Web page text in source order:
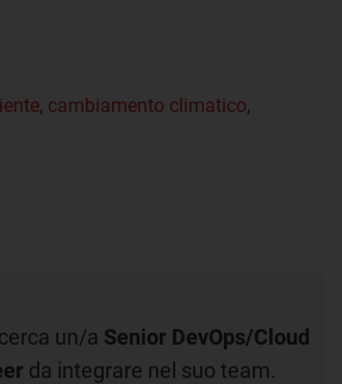
, cambiamento climatico,
cerca un/a Senior DevOps/Cloud
da integrare nel suo team.